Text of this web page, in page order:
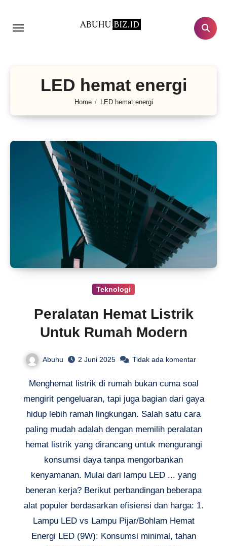
LED hemat energi
Home LED hemat energi
Teknologi
Peralatan Hemat Listrik
Untuk Rumah Modern
Abuhu 2 Juni 2025 Tidak ada komentar
Menghemat listrik di rumah bukan cuma soal
mengirit pengeluaran, tapi juga bagian dari gaya
hidup lebih ramah lingkungan. Salah satu cara
paling mudah adalah dengan memilih peralatan
hemat listrik yang dirancang untuk mengurangi
konsumsi daya tanpa mengorbankan
kenyamanan. Mulai dari lampu LED ... yang
beneran kerja? Berikut perbandingan beberapa
alat populer berdasarkan efisiensi dan harga: 1.
Lampu LED vs Lampu Pijar/Bohlam Hemat
Energi LED (9W): Konsumsi minimal, tahan